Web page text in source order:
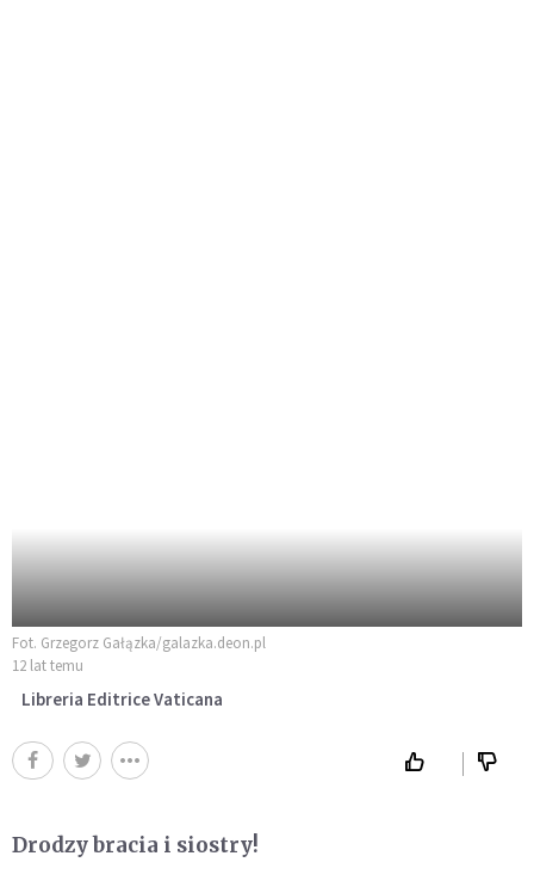
Fot. Grzegorz Gałązka/galazka.deon.pl
12 lat temu
Libreria Editrice Vaticana
Drodzy bracia i siostry!